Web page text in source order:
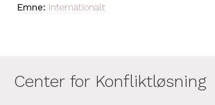
Emne: Internationalt
Center for Konfliktløsning